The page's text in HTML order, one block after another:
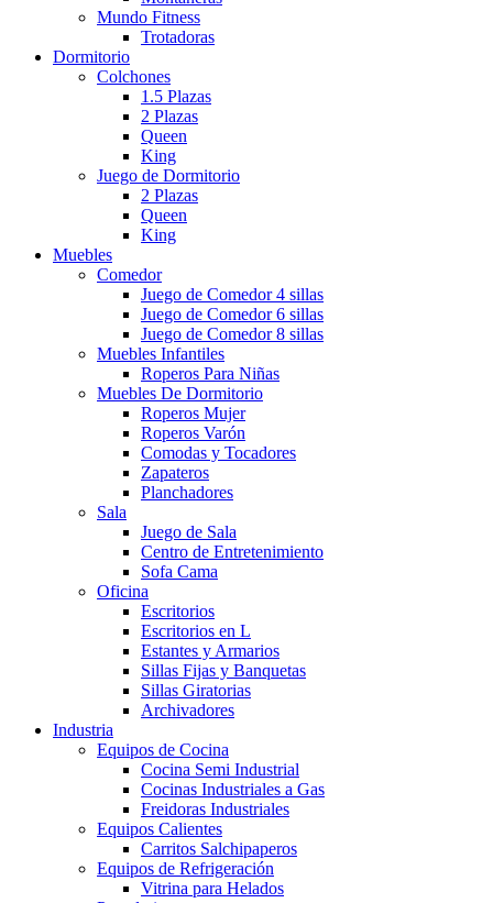
Mundo Fitness
Trotadoras
Dormitorio
Colchones
1.5 Plazas
2 Plazas
Queen
King
Juego de Dormitorio
2 Plazas
Queen
King
Muebles
Comedor
Juego de Comedor 4 sillas
Juego de Comedor 6 sillas
Juego de Comedor 8 sillas
Muebles Infantiles
Roperos Para Niñas
Muebles De Dormitorio
Roperos Mujer
Roperos Varón
Comodas y Tocadores
Zapateros
Planchadores
Sala
Juego de Sala
Centro de Entretenimiento
Sofa Cama
Oficina
Escritorios
Escritorios en L
Estantes y Armarios
Sillas Fijas y Banquetas
Sillas Giratorias
Archivadores
Industria
Equipos de Cocina
Cocina Semi Industrial
Cocinas Industriales a Gas
Freidoras Industriales
Equipos Calientes
Carritos Salchipaperos
Equipos de Refrigeración
Vitrina para Helados